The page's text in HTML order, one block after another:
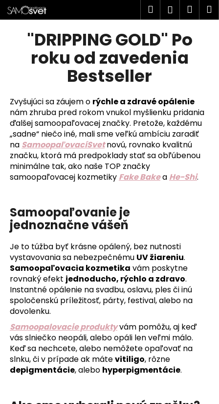
Prejsť
na
obsah
Hľadať
"DRIPPING GOLD" Po
roku od zavedenia
Bestseller
Zvyšujúci sa záujem o rýchle a zdravé opálenie
nám zhruba pred rokom vnukol myšlienku pridania
ďalšej samoopaľovacej značky. Pretože, každému
„sadne“ niečo iné, mali sme veľkú ambíciu zaradiť
na SamoopaľovacíSvetnovú, rovnako kvalitnú
značku, ktorá má predpoklady stať sa obľúbenou
minimálne tak, ako naše TOP značky
samoopaľovacej kozmetiky Fake Bakea He-Shi.
Samoopaľovanie je
jednoznačne vášeň
Je to túžba byť krásne opálený, bez nutnosti
vystavovania sa nebezpečnému UV žiareniu.
Samoopaľovacia kozmetika vám poskytne
rovnaký efekt jednoducho, rýchlo a zdravo.
Instantné opálenie na svadbu, oslavu, ples či inú
spoločenskú príležitosť, párty, festival, alebo na
dovolenku.
Samoopalovacie produktyvám pomôžu, aj keď
vás slniečko neopáli, alebo opáli len veľmi málo.
Keď sa nechcete, alebo nemôžete opaľovať na
slnku, či v prípade ak mátevitiligo, rôzne
depigmentácie, alebo hyperpigmentácie.
o
t
r
e
b
u
j
e
e
n
á
j
s
ť
?
HĽADAŤ
O